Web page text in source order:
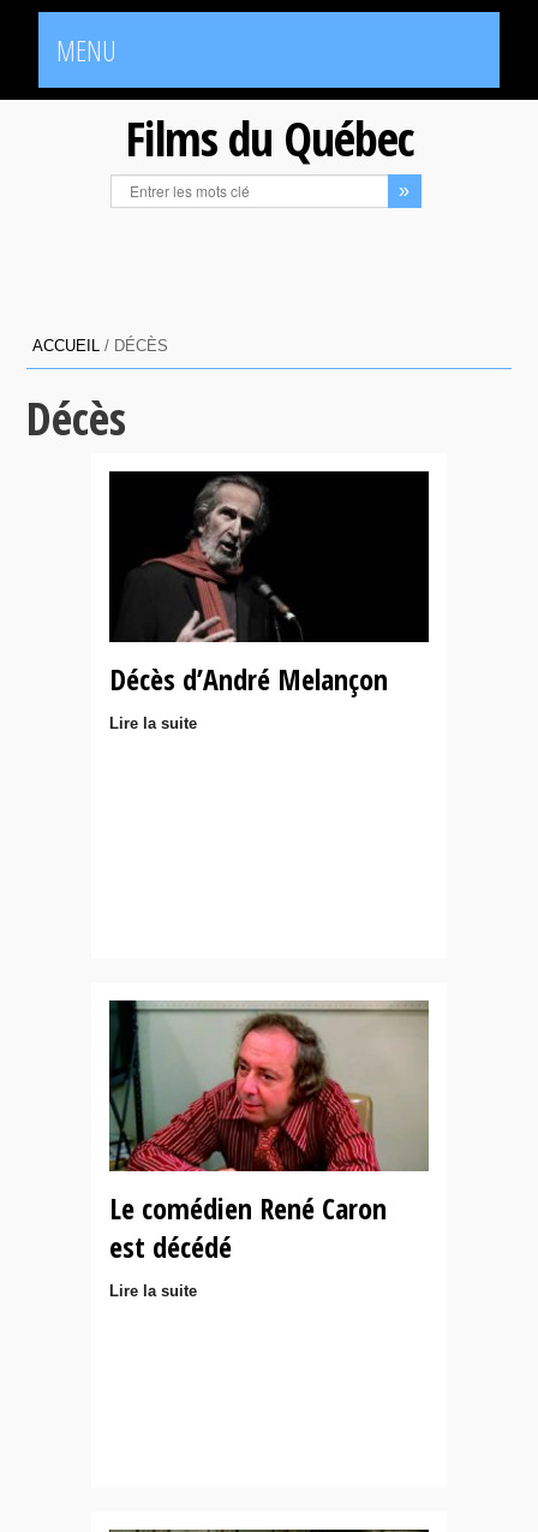
MENU
Films du Québec
ACCUEIL / DÉCÈS
Décès
Décès d’André Melançon
Lire la suite
Le comédien René Caron
est décédé
Lire la suite